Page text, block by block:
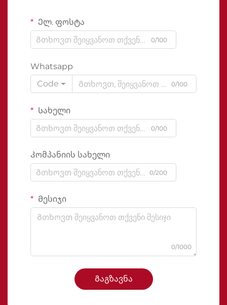
Ელ. ფოსტა
0/100
Whatsapp
Code
0/100
Სახელი
0/100
Კომპანიის სახელი
0/200
Მესიჯი
0/1000
Გაგზავნა